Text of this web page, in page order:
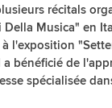
récitals
Della Musica" en
à l'exposition
a bénéficié de
spécialisée